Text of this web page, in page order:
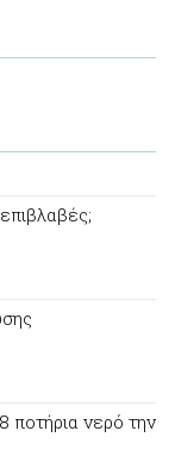
ποτήρια νερό την